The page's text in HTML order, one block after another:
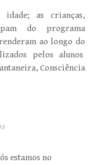
as crianças,
do programa
ao longo do
pelos alunos
Consciência
estamos no